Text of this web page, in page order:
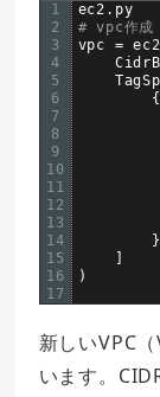
1
2
3
4
5
6
7
8
9
10
11
12
13
14
15
16
17
ec2 . py
# vpc作
vpc
= ec2
{
}
)
新しいVPC
います。